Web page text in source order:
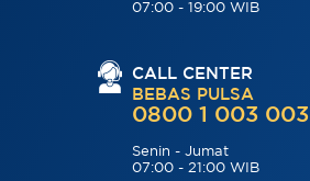
07:00 - 19:00 WIB
CALL CENTER
BEBAS PULSA
0800 1 003 003
Senin - Jumat
07:00 - 21:00 WIB